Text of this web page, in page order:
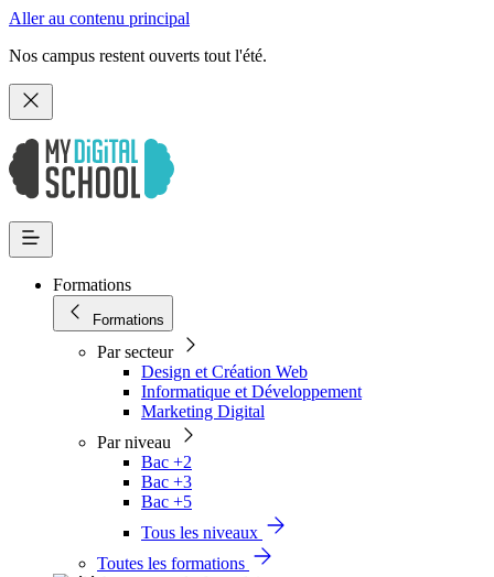
Aller au contenu principal
Nos campus restent ouverts tout l'été.
Formations
Formations
Par secteur
Design et Création Web
Informatique et Développement
Marketing Digital
Par niveau
Bac +2
Bac +3
Bac +5
Tous les niveaux
Toutes les formations